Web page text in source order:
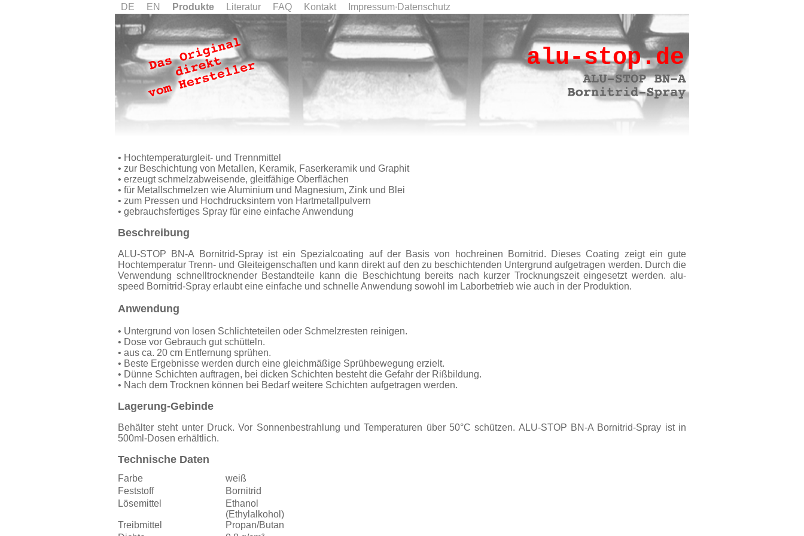
alu-stop.de
• Hochtemperaturgleit- und Trennmittel
• zur Beschichtung von Metallen, Keramik, Faserkeramik und Graphit
• erzeugt schmelzabweisende, gleitfähige Oberflächen
• für Metallschmelzen wie Aluminium und Magnesium, Zink und Blei
• zum Pressen und Hochdrucksintern von Hartmetallpulvern
• gebrauchsfertiges Spray für eine einfache Anwendung
Beschreibung
ALU-STOP BN-A Bornitrid-Spray ist ein Spezialcoating auf der Basis von hochreinen Bornitrid. Dieses Coating zeigt ein gute
Hochtemperatur Trenn- und Gleiteigenschaften und kann direkt auf den zu beschichtenden Untergrund aufgetragen werden. Durch die
Verwendung schnelltrocknender Bestandteile kann die Beschichtung bereits nach kurzer Trocknungszeit eingesetzt werden. alu-
speed Bornitrid-Spray erlaubt eine einfache und schnelle Anwendung sowohl im Laborbetrieb wie auch in der Produktion.
Anwendung
• Untergrund von losen Schlichteteilen oder Schmelzresten reinigen.
• Dose vor Gebrauch gut schütteln.
• aus ca. 20 cm Entfernung sprühen.
• Beste Ergebnisse werden durch eine gleichmäßige Sprühbewegung erzielt.
• Dünne Schichten auftragen, bei dicken Schichten besteht die Gefahr der Rißbildung.
• Nach dem Trocknen können bei Bedarf weitere Schichten aufgetragen werden.
Lagerung-Gebinde
Behälter steht unter Druck. Vor Sonnenbestrahlung und Temperaturen über 50°C schützen. ALU-STOP BN-A Bornitrid-Spray ist in
500ml-Dosen erhältlich.
Technische Daten
Farbe
weiß
Feststoff
Bornitrid
Lösemittel
Ethanol
(Ethylalkohol)
Treibmittel
Propan/Butan
DE EN Produkte Literatur FAQ Kontakt Impressum∙Datenschutz